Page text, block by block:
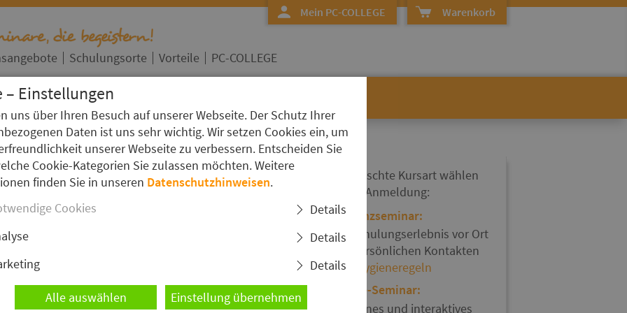
Warenkorb
Mein PC-COLLEGE
Schulungsorte Vorteile PC-COLLEGE
Detailseite
(Border Gateway Protocol) on
Wissen über das BGP-Routing-Protokoll,
Technologien wie MPLS bildet. Die
Ihre gewünschte Kursart wählen
Sie bei der Anmeldung:
Präsenzseminar:
Ein Schulungserlebnis vor Ort
mit persönlichen Kontakten
und
Hygieneregeln
Online-Seminar:
Modernes und interaktives
– Einstellungen
uns über Ihren Besuch auf unserer Webseite. Der Schutz Ihrer
Daten ist uns sehr wichtig. Wir setzen Cookies ein, um
unserer Webseite zu verbessern. Entscheiden Sie
Cookie-Kategorien Sie zulassen möchten. Weitere
finden Sie in unseren Datenschutzhinweisen.
Cookies
Details
Details
Details
Alle auswählen
Einstellung übernehmen